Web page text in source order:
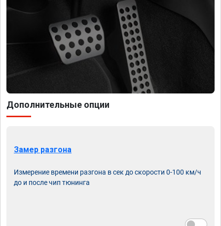
Дополнительные опции
Замер разгона
Измерение времени разгона в сек до скорости 0-100 км/ч
до и после чип тюнинга